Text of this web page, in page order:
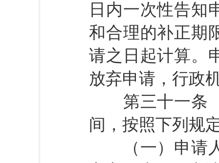
日内一次性告知
和合理的补正期
请之日起计算。
放弃申请，行政
第三十一条
间，按照下列规
（一）申请人